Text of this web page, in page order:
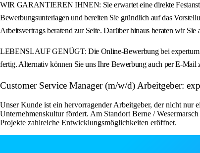
WIR GARANTIEREN IHNEN: Sie erwartet eine direkte
Bewerbungsunterlagen und bereiten Sie gründlich auf das
Arbeitsvertrags beratend zur Seite. Darüber hinaus beraten wir
LEBENSLAUF GENÜGT: Die Online-Bewerbung bei expertum
fertig. Alternativ können Sie uns Ihre Bewerbung auch per E-Mail
Customer Service Manager (m/w/d) Arbeitgeber:
Unser Kunde ist ein hervorragender Arbeitgeber, der nicht nur
Unternehmenskultur fördert. Am Standort Berne /
Projekte zahlreiche Entwicklungsmöglichkeiten eröffnet.